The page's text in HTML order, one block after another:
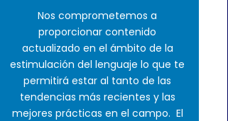
Nos comprometemos a
proporcionar contenido
actualizado en el ámbito de la
estimulación del lenguaje lo que te
permitirá estar al tanto de las
tendencias más recientes y las
mejores prácticas en el campo. El